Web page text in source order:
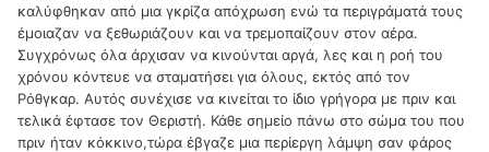
καλύφθηκαν από μια γκρίζα απόχρωση ενώ τα περιγράματά τους
έμοιαζαν να ξεθωριάζουν και να τρεμοπαίζουν στον αέρα.
Συγχρόνως όλα άρχισαν να κινούνται αργά, λες και η ροή του
χρόνου κόντευε να σταματήσει για όλους, εκτός από τον
Ρόθγκαρ. Αυτός συνέχισε να κινείται το ίδιο γρήγορα με πριν και
τελικά έφτασε τον Θεριστή. Κάθε σημείο πάνω στο σώμα του που
πριν ήταν κόκκινο,τώρα έβγαζε μια περίεργη λάμψη σαν φάρος